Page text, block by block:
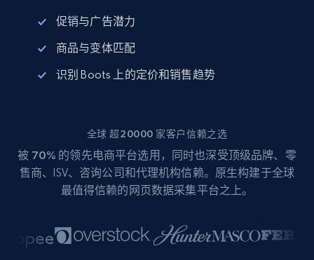
促销与广告潜力
商品与变体匹配
识别 Boots 上的定价和销售趋势
全球 超20000 家客户信赖之选
被 70% 的领先电商平台选用，同时也深受顶级品牌、零
售商、ISV、咨询公司和代理机构信赖。原生构建于全球
最值得信赖的网页数据采集平台之上。